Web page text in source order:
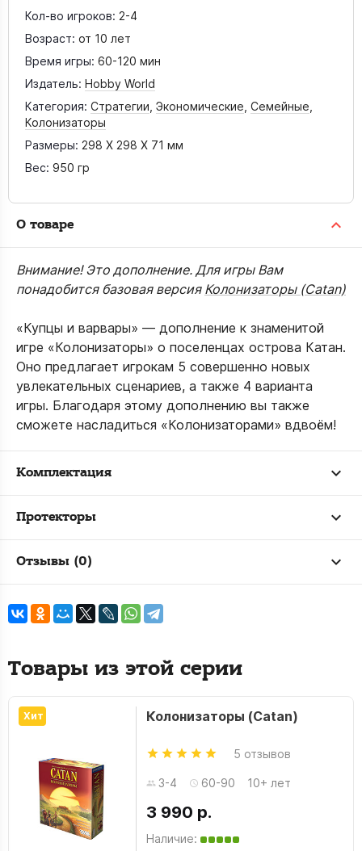
Кол-во игроков: 2-4
Возраст: от 10 лет
Время игры: 60-120 мин
Издатель: Hobby World
Категория: Стратегии Экономические Семейные
Колонизаторы
Размеры: 298 X 298 X 71 мм
Вес: 950 гр
О товаре
Внимание! Это дополнение. Для игры Вам
понадобится базовая версия Колонизаторы (Catan)
«Купцы и варвары» — дополнение к знаменитой
игре «Колонизаторы» о поселенцах острова Катан.
Оно предлагает игрокам 5 совершенно новых
увлекательных сценариев, а также 4 варианта
игры. Благодаря этому дополнению вы также
сможете насладиться «Колонизаторами» вдвоём!
Комплектация
Протекторы
Отзывы (0)
Товары из этой серии
Хит Колонизаторы (Catan)
5 отзывов
3-4 60-90 10+ лет
3 990 р.
Наличие: